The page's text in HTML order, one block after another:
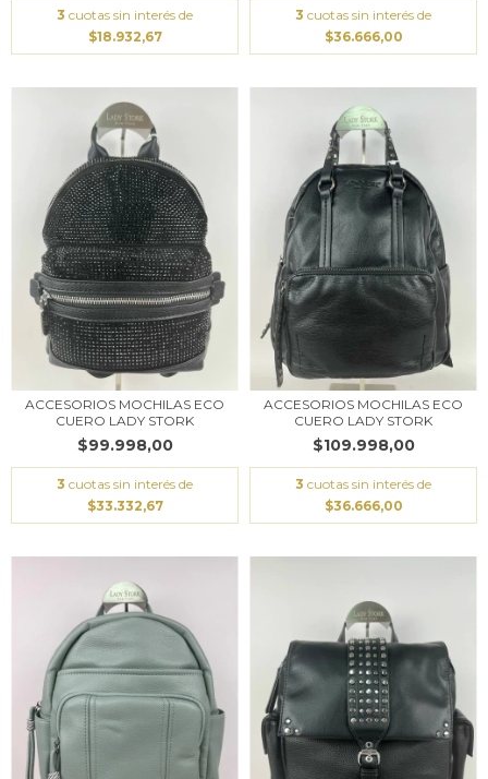
3 cuotas sin interés de
$18.932,67
3 cuotas sin interés de
$36.666,00
ACCESORIOS MOCHILAS ECO
CUERO LADY STORK
$99.998,00
3 cuotas sin interés de
$33.332,67
ACCESORIOS MOCHILAS ECO
CUERO LADY STORK
$109.998,00
3 cuotas sin interés de
$36.666,00